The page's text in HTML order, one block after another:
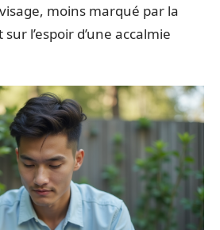
moins marqué par la
l’espoir d’une accalmie